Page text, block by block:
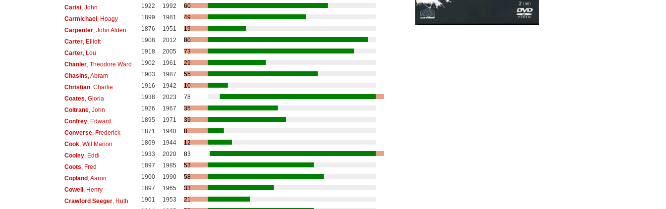
Carisi, John 1922 1992
60
Carmichael, Hoagy 1899 1981
49
Carpenter, John Alden 1876 1951
19
Carter, Elliott 1908 2012
80
Carter, Lou 1918 2005
73
Chanler, Theodore Ward 1902 1961
29
Chasins , Abram 1903 1987
55
Christian, Charlie 1916 1942
10
Coates , Gloria 1938 2023
78
Coltrane, John 1926 1967
35
Confrey, Edward 1895 1971
39
Converse, Frederick 1871 1940
8
Cook, Will Marion 1869 1944
12
Cooley, Eddi 1933 2020
83
Coots , Fred 1897 1985
53
Copland, Aaron 1900 1990
58
Cowell, Henry 1897 1965
33
Crawford Seeger, Ruth 1901 1953
21